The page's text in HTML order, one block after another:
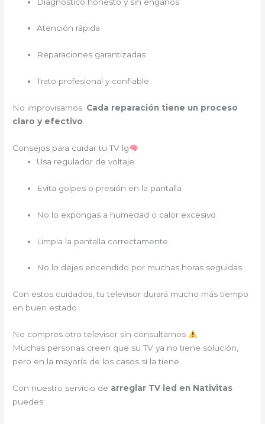
Atención rápida
Reparaciones garantizadas
Trato profesional y confiable
No improvisamos. Cada reparación tiene un proceso
claro y efectivo
Consejos para cuidar tu TV lg
Usa regulador de voltaje
Evita golpes o presión en la pantalla
No lo expongas a humedad o calor excesivo
Limpia la pantalla correctamente
No lo dejes encendido por muchas horas seguidas
Con estos cuidados, tu televisor durará mucho más tiempo
en buen estado.
No compres otro televisor sin consultarnos
Muchas personas creen que su TV ya no tiene solución,
pero en la mayoría de los casos sí la tiene.
Con nuestro servicio de arreglar TV led en Nativitas
puedes: